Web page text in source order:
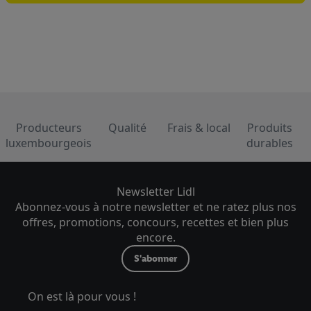
Producteurs
luxembourgeois
Qualité Frais & local
Produits
durables
Newsletter Lidl
Abonnez-vous à notre newsletter et ne ratez plus nos
offres, promotions, concours, recettes et bien plus
encore.
S'abonner
On est là pour vous !